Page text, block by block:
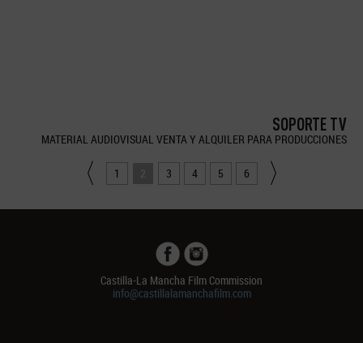
SOPORTE TV
MATERIAL AUDIOVISUAL VENTA Y ALQUILER PARA PRODUCCIONES
1 2 3 4 5 6
Castilla-La Mancha Film Commission
info@castillalamanchafilm.com